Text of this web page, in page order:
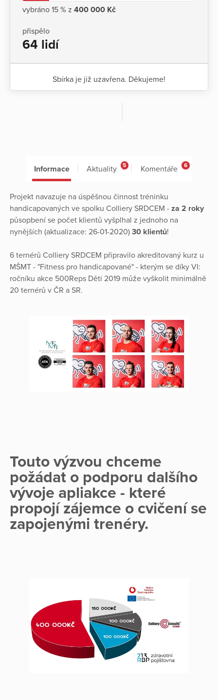
vybráno 15 % z 400 000 Kč
přispělo
64 lidí
Sbírka je již uzavřena. Děkujeme!
Informace Aktuality 5 Komentáře 6
Projekt navazuje na úspěšnou činnost tréninku
handicapovaných ve spolku Colliery SRDCEM - za 2 roky
půsopbení se počet klientů vyšplhal z jednoho na
nynějších (aktualizace: 26-01-2020) 30 klientů!
6 ternérů Colliery SRDCEM připravilo akreditovaný kurz u
MŠMT - "Fitness pro handicapované" - kterým se díky VI:
ročníku akce 500Reps Děti 2019 může vyškolit minimálně
20 ternérů v ČR a SR.
Touto výzvou chceme
požádat o podporu dalšího
vývoje apliakce - které
propojí zájemce o cvičení se
zapojenými trenéry.